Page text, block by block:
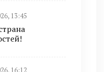
13:45
16:12